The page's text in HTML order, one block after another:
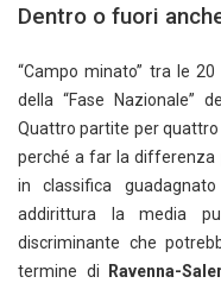
Dentro o fuori
“Campo minato” tra le
della “Fase Nazionale”
Quattro partite per
perché a far la differenza
in classifica
addirittura la media
discriminante che
termine di
Ravenna-